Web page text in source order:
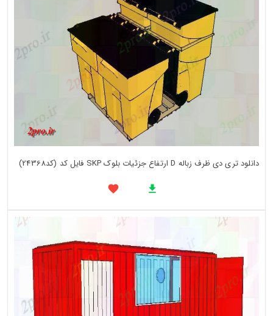
دانلود تری دی ظرف زباله D ارتفاع جزئیات بلوک SKP فایل کد (کد24368)